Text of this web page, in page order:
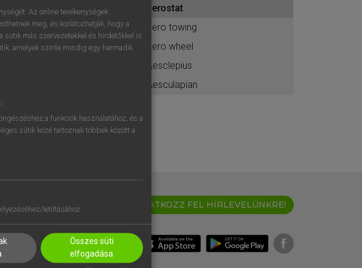
elindításához
ésbelépek.
REGISZTRÁCIÓ
aerostat
aero towing
aero wheel
Aesclepius
Aesculapian
IRATKOZZ FEL HÍRLEVELÜNKRE!
Az online tevékenységek
meg, és korlátozhatják, hogy a
sütik más szervezetekkel és hirdetőkkel is
amelyek szinte mindig egy harmadik
funkciók használatához, és a
sütik közé tartoznak többek között a
letiltásához.
Összes süti
elfogadása